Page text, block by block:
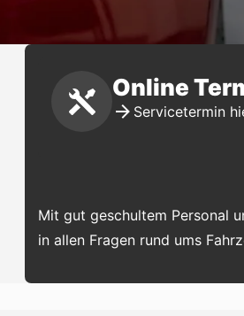
Online
Servicetermin
Mit gut geschultem Personal
in allen Fragen rund ums